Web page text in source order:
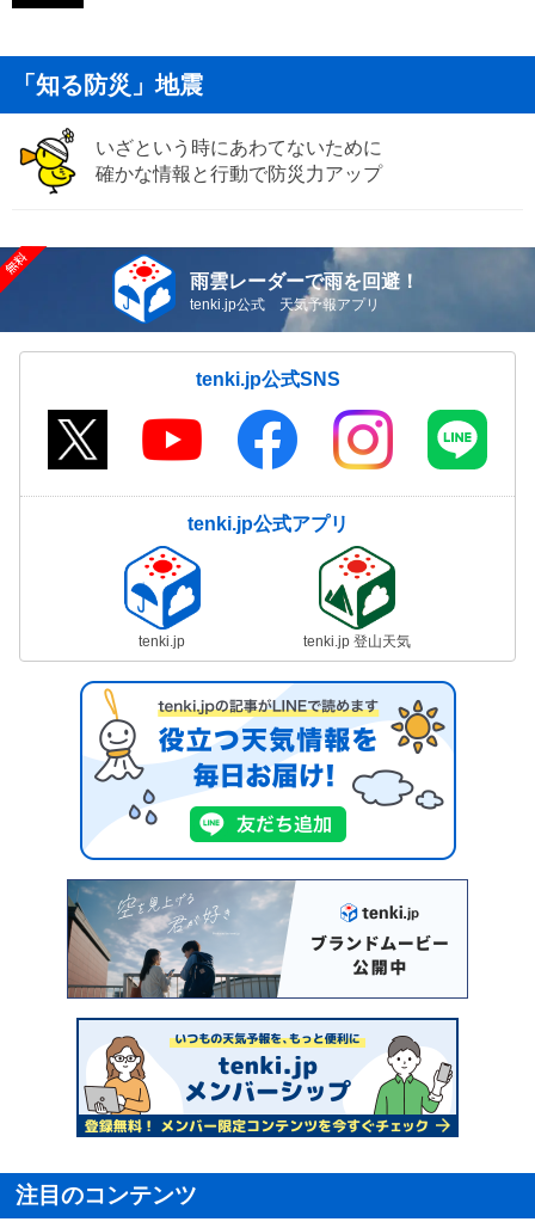
「知る防災」地震
いざという時にあわてないために
確かな情報と行動で防災力アップ
雨雲レーダーで雨を回避！
tenki.jp公式 天気予報アプリ
tenki.jp公式SNS
tenki.jp公式アプリ
tenki.jp tenki.jp 登山天気
注目のコンテンツ